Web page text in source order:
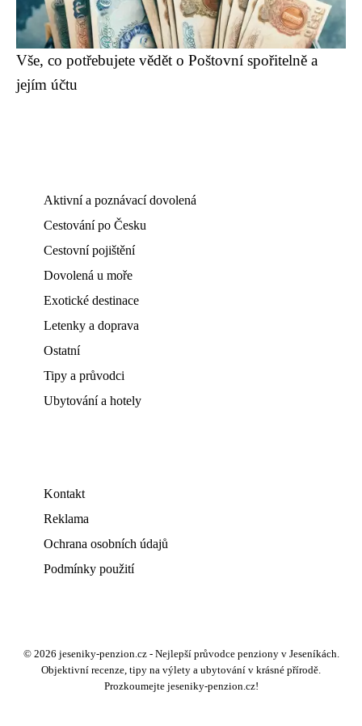
Vše, co potřebujete vědět o Poštovní spořitelně a
jejím účtu
Aktivní a poznávací dovolená
Cestování po Česku
Cestovní pojištění
Dovolená u moře
Exotické destinace
Letenky a doprava
Ostatní
Tipy a průvodci
Ubytování a hotely
Kontakt
Reklama
Ochrana osobních údajů
Podmínky použití
© 2026 jeseniky-penzion.cz - Nejlepší průvodce penziony v Jeseníkách.
Objektivní recenze, tipy na výlety a ubytování v krásné přírodě.
Prozkoumejte jeseniky-penzion.cz!